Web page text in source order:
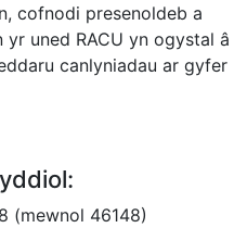
cofnodi presenoldeb a
uned RACU yn ogystal â
canlyniadau ar gyfer
(mewnol 46148)